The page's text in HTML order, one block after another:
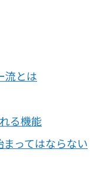
流とは
る機能
ってはならない